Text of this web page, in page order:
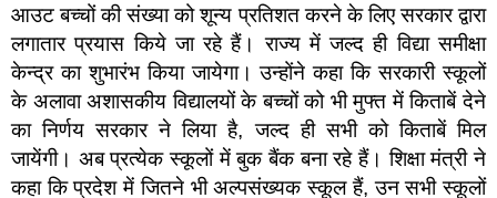
आउट बच्चों की संख्या को शून्य प्रतिशत करने के लिए सरकार द्वारा
लगातार प्रयास किये जा रहे हैं। राज्य में जल्द ही विद्या समीक्षा
केन्द्र का शुभारंभ किया जायेगा। उन्होंने कहा कि सरकारी स्कूलों
के अलावा अशासकीय विद्यालयों के बच्चों को भी मुफ्त में किताबें देने
का निर्णय सरकार ने लिया है, जल्द ही सभी को किताबें मिल
जायेंगी। अब प्रत्येक स्कूलों में बुक बैंक बना रहे हैं। शिक्षा मंत्री ने
कहा कि प्रदेश में जितने भी अल्पसंख्यक स्कूल हैं, उन सभी स्कूलों